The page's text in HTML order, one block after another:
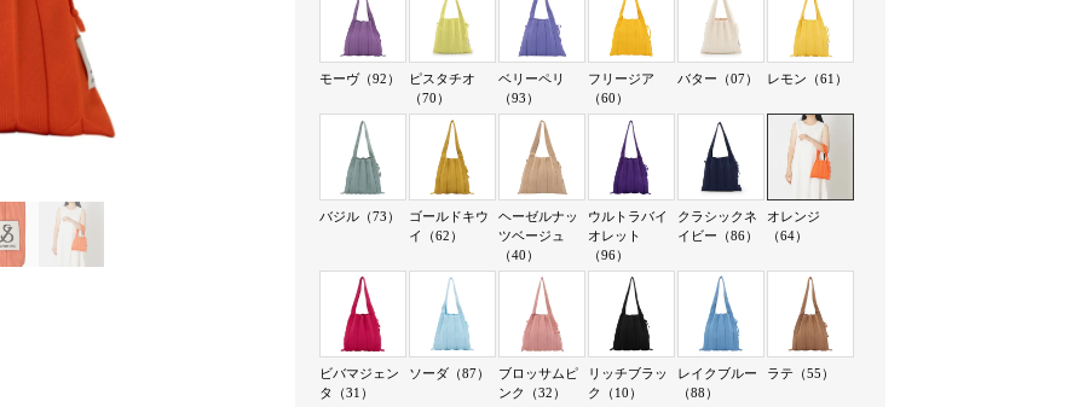
モーヴ（92）
ピスタチオ
（70）
ベリーペリ
（93）
フリージア
（60）
バター（07） レモン（61）
バジル（73）
ゴールドキウ
イ（62）
ヘーゼルナッ
ツベージュ
（40）
ウルトラバイ
オレット
（96）
クラシックネ
イビー（86）
オレンジ
（64）
ビバマジェン
タ（31）
ソーダ（87）
ブロッサムピ
ンク（32）
リッチブラッ
ク（10）
レイクブルー
（88）
ラテ（55）